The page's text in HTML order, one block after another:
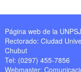
Página web de la
Rectorado: Ciudad
Chubut
Tel: (0297) 455-7856
Webmaster: